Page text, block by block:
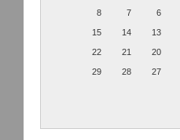
6
7
8
13
14
15
20
21
22
27
28
29